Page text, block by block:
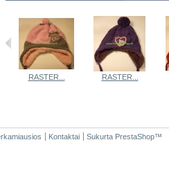
RASTER... RASTER...
Kontaktai Sukurta PrestaShop™